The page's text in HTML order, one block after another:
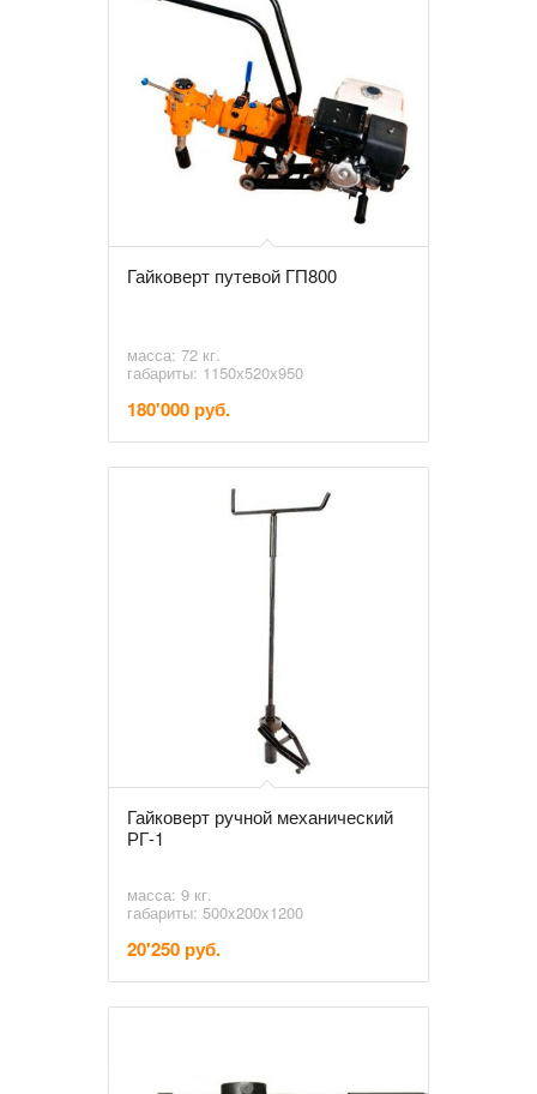
Гайковерт путевой ГП800
масса: 72 кг.
габариты: 1150х520х950
180'000 руб.
Гайковерт ручной механический
РГ-1
масса: 9 кг.
габариты: 500x200x1200
20'250 руб.